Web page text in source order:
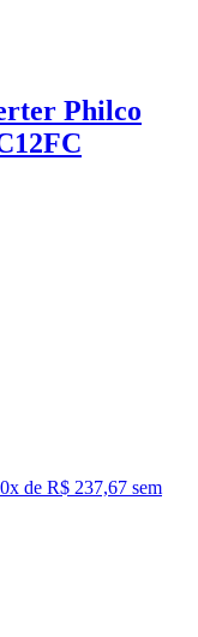
Philco
x de R$ 237,67 sem